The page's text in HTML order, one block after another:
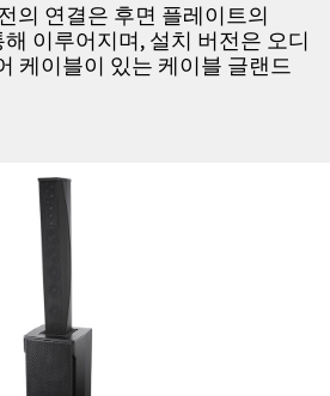
의 연결은 후면 플레이트의
이루어지며, 설치 버전은 오디
케이블이 있는 케이블 글랜드